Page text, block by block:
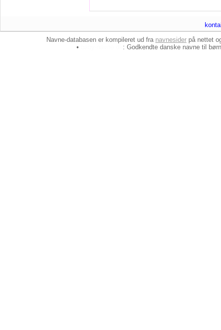
Navne-databasen er kompileret ud fra navnesider på nettet
•
: Godkendte danske navne til børn